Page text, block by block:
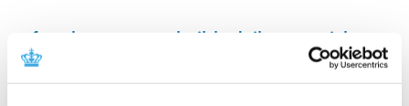
Afgørelse om generelt tilskud til Hemangiol
(opdateret)
|5. september 2014|